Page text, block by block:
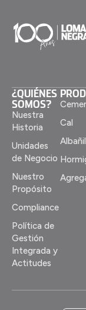
¿QUIÉNES
SOMOS?
Nuestra
Historia
Unidades
de Negocio
Nuestro
Propósito
Compliance
Política de
Gestión
Integrada y
Actitudes
Cal